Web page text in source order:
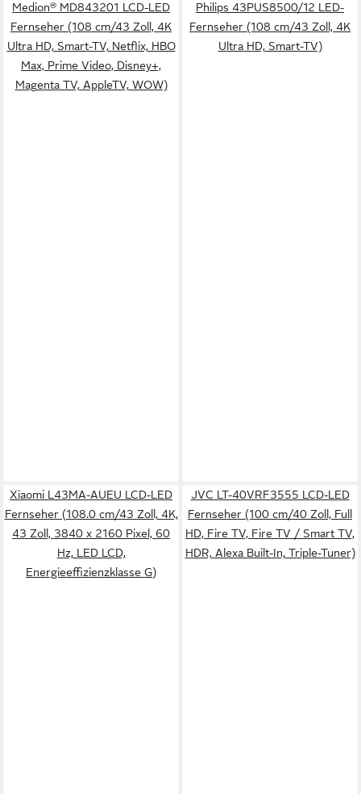
Medion® MD843201 LCD-LED
Fernseher (108 cm/43 Zoll, 4K
Ultra HD, Smart-TV, Netflix, HBO
Max, Prime Video, Disney+,
Magenta TV, AppleTV, WOW)
Philips 43PUS8500/12 LED-
Fernseher (108 cm/43 Zoll, 4K
Ultra HD, Smart-TV)
Xiaomi L43MA-AUEU LCD-LED
Fernseher (108.0 cm/43 Zoll, 4K,
43 Zoll, 3840 x 2160 Pixel, 60
Hz, LED LCD,
Energieeffizienzklasse G)
JVC LT-40VRF3555 LCD-LED
Fernseher (100 cm/40 Zoll, Full
HD, Fire TV, Fire TV / Smart TV,
HDR, Alexa Built-In, Triple-Tuner)